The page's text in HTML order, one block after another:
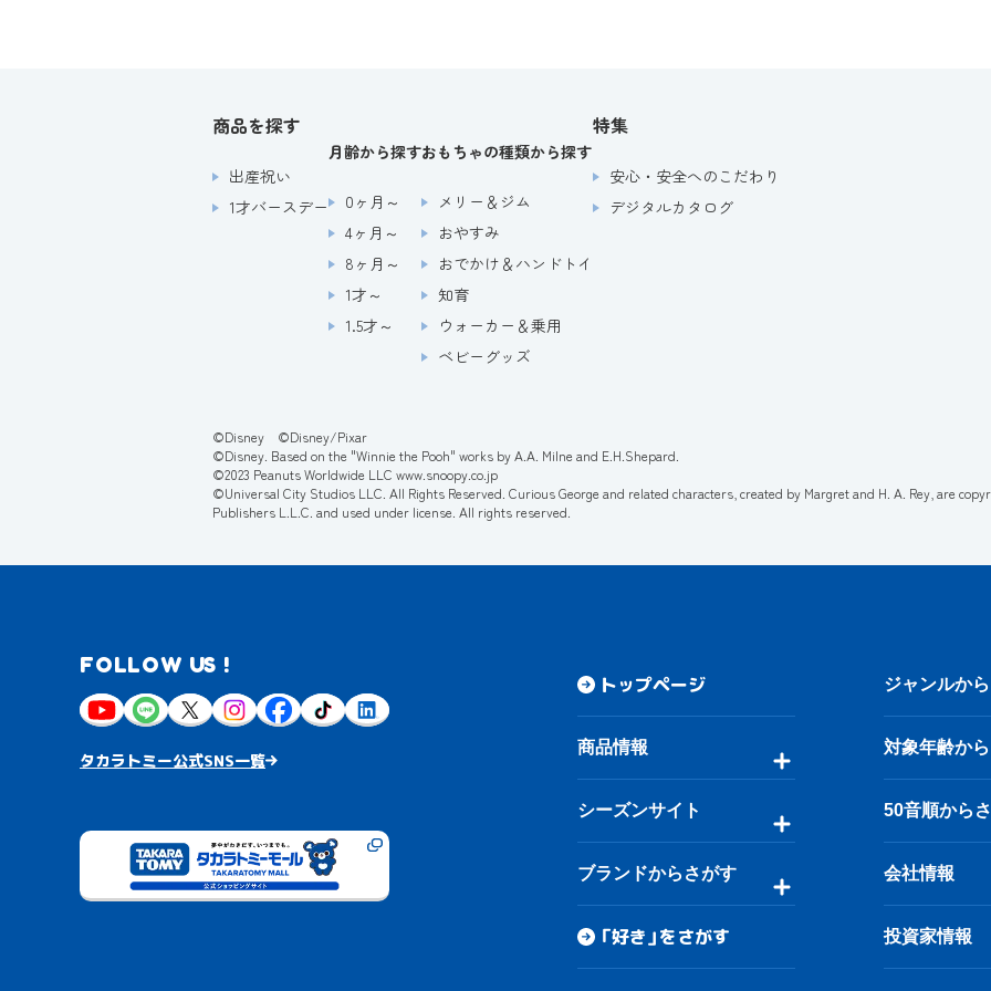
商品を探す
出産祝い
1才バースデー
月齢から探す
0ヶ月～
4ヶ月～
8ヶ月～
1才～
1.5才～
おもちゃの種類から探す
メリー＆ジム
おやすみ
おでかけ＆ハンドトイ
知育
ウォーカー＆乗用
ベビーグッズ
特集
安心・安全へのこだわり
デジタルカタログ
©Disney ©Disney/Pixar
©Disney. Based on the "Winnie the Pooh" works by A.A. Milne and E.H.Shepard.
©2023 Peanuts Worldwide LLC www.snoopy.co.jp
©Universal City Studios LLC. All Rights Reserved. Curious George and related characters, created by Margret and H. A. Rey, are
Publishers L.L.C. and used under license. All rights reserved.
FOLLOW US !
タカラトミー公式SNS一覧
トップページ
商品情報
シーズンサイト
ブランドからさがす
「好き」をさがす
ジャンルか
対象年齢か
50音順から
会社情報
投資家情報